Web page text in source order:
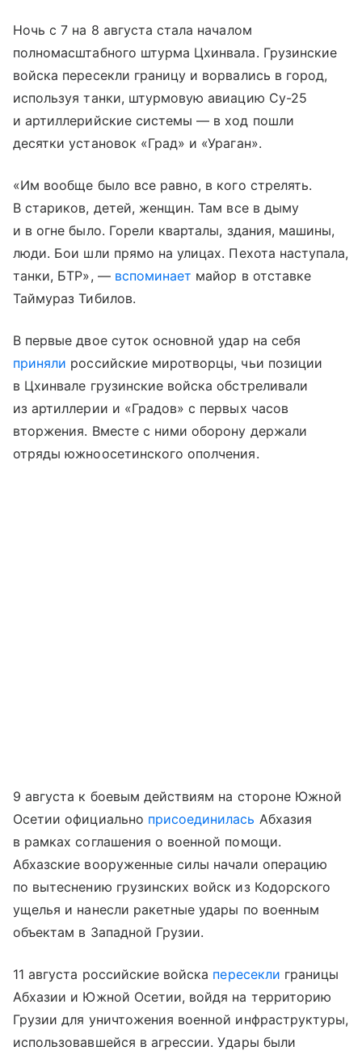
Ночь с 7 на 8 августа стала началом
полномасштабного штурма Цхинвала. Грузинские
войска пересекли границу и ворвались в город,
используя танки, штурмовую авиацию Су-25
и артиллерийские системы — в ход пошли
десятки установок «Град» и «Ураган».
«Им вообще было все равно, в кого стрелять.
В стариков, детей, женщин. Там все в дыму
и в огне было. Горели кварталы, здания, машины,
люди. Бои шли прямо на улицах. Пехота наступала,
танки, БТР», — вспоминает майор в отставке
Таймураз Тибилов.
В первые двое суток основной удар на себя
приняли российские миротворцы, чьи позиции
в Цхинвале грузинские войска обстреливали
из артиллерии и «Градов» с первых часов
вторжения. Вместе с ними оборону держали
отряды южноосетинского ополчения.
9 августа к боевым действиям на стороне Южной
Осетии официально присоединилась Абхазия
в рамках соглашения о военной помощи.
Абхазские вооруженные силы начали операцию
по вытеснению грузинских войск из Кодорского
ущелья и нанесли ракетные удары по военным
объектам в Западной Грузии.
11 августа российские войска пересекли границы
Абхазии и Южной Осетии, войдя на территорию
Грузии для уничтожения военной инфраструктуры,
использовавшейся в агрессии. Удары были